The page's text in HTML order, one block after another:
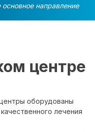
направление
центре
оборудованы
лечения